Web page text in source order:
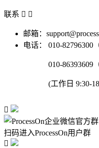
联系  
邮箱：
电话：
010-82796300
010-86393609
(工作日 9:30-

扫码进入ProcessOn用户群
